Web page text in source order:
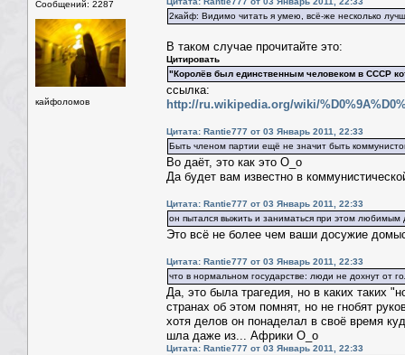
Сообщений: 2287
кайфоломов
2кайф: Видимо читать я умею, всё-же несколько
В таком случае прочитайте это:
Цитировать
"Королёв был единственным человеком в СССР
ссылка:
http://ru.wikipedia.org/wiki/
Цитата: Rantie777 от 03 Январь 2011, 22:33
Быть членом партии ещё не значит быть
Во даёт, это как это О_о
Да будет вам известно в
Цитата: Rantie777 от 03 Январь 2011, 22:33
он пытался выжить и заниматься при этом любимым
Это всё не более чем ваши досужие
Цитата: Rantie777 от 03 Январь 2011, 22:33
что в нормальном государстве: люди не дохнут от
Да, это была трагедия, но в каких таких
странах об этом помнят, но не гнобят
хотя делов он понаделал в своё время
шла даже из... Африки О_о
Цитата: Rantie777 от 03 Январь 2011, 22:33